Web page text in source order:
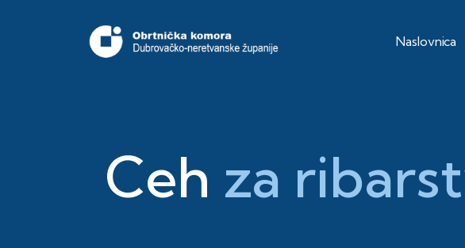
Naslovnica
Ceh za